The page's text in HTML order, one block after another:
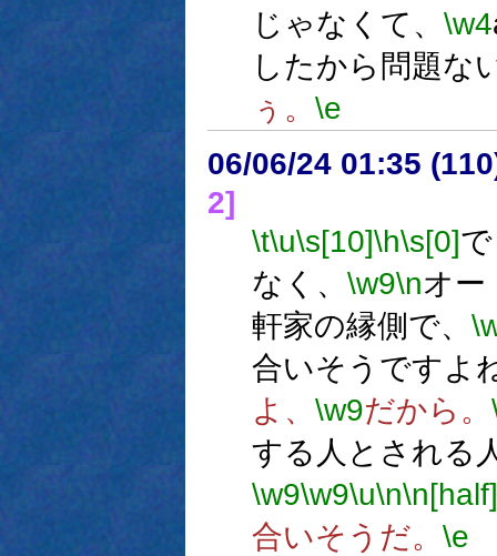
じゃなくて、 \w4
したから問題な
ぅ。 \e
06/06/24 01:35
2]
\t\u\s[10]\h\s[0]
なく、 \w9\nオー
軒家の縁側で、
合いそうですよ
よ、 \w9だから。
する人とされる
\w9\w9\u\n\n[half]
合いそうだ。 \e